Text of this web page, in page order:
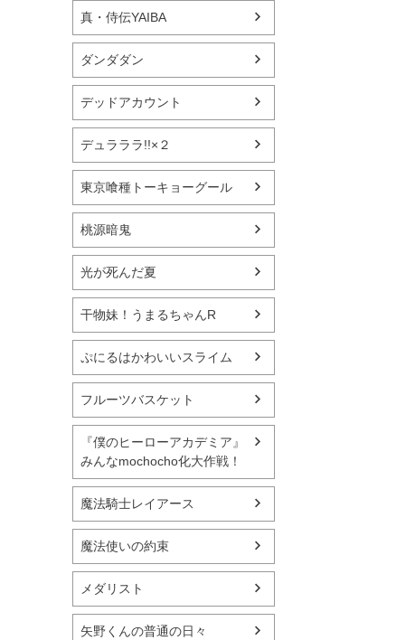
真・侍伝YAIBA
ダンダダン
デッドアカウント
デュラララ!!×２
東京喰種トーキョーグール
桃源暗鬼
光が死んだ夏
干物妹！うまるちゃんR
ぷにるはかわいいスライム
フルーツバスケット
『僕のヒーローアカデミア』
みんなmochocho化大作戦！
魔法騎士レイアース
魔法使いの約束
メダリスト
矢野くんの普通の日々